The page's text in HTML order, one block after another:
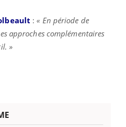
:« En période de
approches complémentaires
»